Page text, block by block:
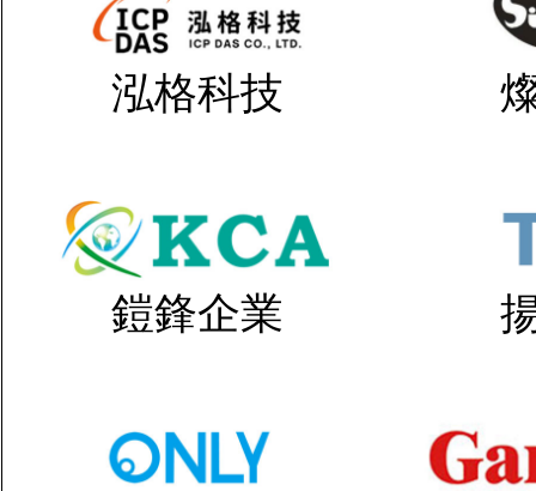
泓格科技
鎧鋒企業